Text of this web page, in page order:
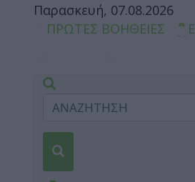
Παρασκευή, 07.08.2026
ΠΡΩΤΕΣ ΒΟΗΘΕΙΕΣ